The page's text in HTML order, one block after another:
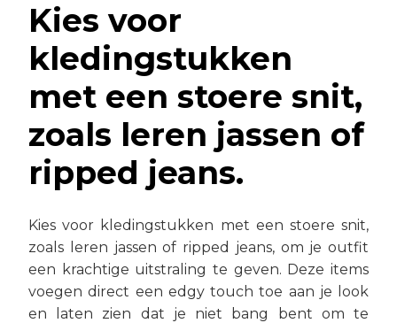
Kies voor
kledingstukken
met een stoere snit,
zoals leren jassen of
ripped jeans.
Kies voor kledingstukken met een stoere snit,
zoals leren jassen of ripped jeans, om je outfit
een krachtige uitstraling te geven. Deze items
voegen direct een edgy touch toe aan je look
en laten zien dat je niet bang bent om te